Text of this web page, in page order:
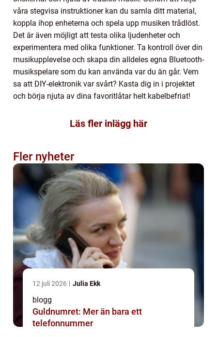
våra stegvisa instruktioner kan du samla ditt material,
koppla ihop enheterna och spela upp musiken trådlöst.
Det är även möjligt att testa olika ljudenheter och
experimentera med olika funktioner. Ta kontroll över din
musikupplevelse och skapa din alldeles egna Bluetooth-
musikspelare som du kan använda var du än går. Vem
sa att DIY-elektronik var svårt? Kasta dig in i projektet
och börja njuta av dina favoritlåtar helt kabelbefriat!
Läs fler inlägg här
Fler nyheter
12 juli 2026 Julia Ekk
blogg
Guldnumret: Mer än bara ett
telefonnummer